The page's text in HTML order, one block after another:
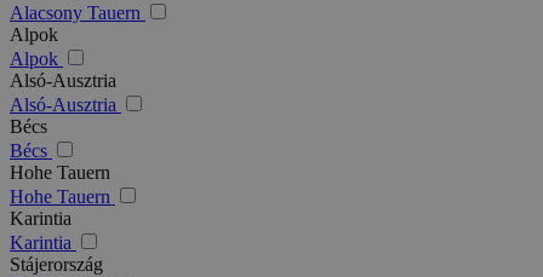
Alacsony Tauern
Alpok
Alpok
Alsó-Ausztria
Alsó-Ausztria
Bécs
Bécs
Hohe Tauern
Hohe Tauern
Karintia
Karintia
Stájerország